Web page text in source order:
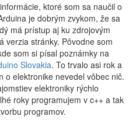
ktoré som sa naučil o
je dobrým zvykom, že sa
má prístup aj ku zdrojovým
verzia stránky. Pôvodne som
som si písal poznámky na
Slovakia. To trvalo asi rok a
o elektronike nevedel vôbec nič.
elektroniky rýchlo
roky programujem v c++ a tak
programov.